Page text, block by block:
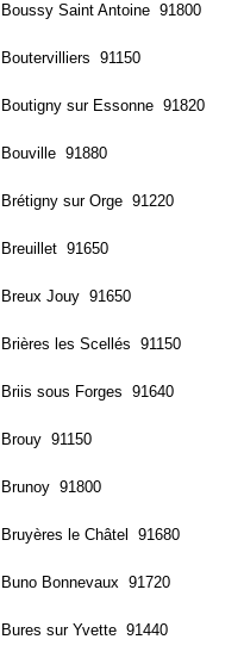
Boussy Saint Antoine 91800
Boutervilliers 91150
Boutigny sur Essonne 91820
Bouville 91880
Brétigny sur Orge 91220
Breuillet 91650
Breux Jouy 91650
Brières les Scellés 91150
Briis sous Forges 91640
Brouy 91150
Brunoy 91800
Bruyères le Châtel 91680
Buno Bonnevaux 91720
Bures sur Yvette 91440